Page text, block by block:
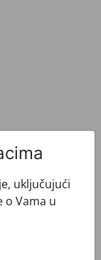
uključujući
o Vama u